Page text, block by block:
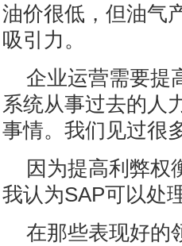
油价很低，但油气
吸引力。
企业运营需要提
系统从事过去的人
事情。我们见过很
因为提高利弊权
我认为SAP可以处
在那些表现好的